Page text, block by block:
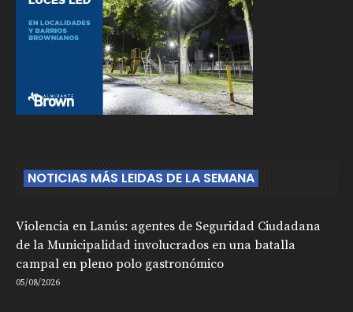
NOTICIAS MÁS LEIDAS DE LA SEMANA
Violencia en Lanús: agentes de Seguridad Ciudadana
de la Municipalidad involucrados en una batalla
campal en pleno polo gastronómico
05/08/2026